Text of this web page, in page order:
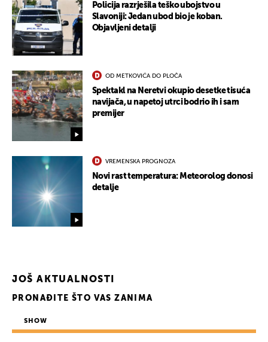
Policija razrješila teško ubojstvo u
Slavoniji: Jedan ubod bio je koban.
Objavljeni detalji
OD METKOVIĆA DO PLOČA
Spektakl na Neretvi okupio desetke tisuća
navijača, u napetoj utrci bodrio ih i sam
premijer
VREMENSKA PROGNOZA
Novi rast temperatura: Meteorolog donosi
detalje
JOŠ AKTUALNOSTI
PRONAĐITE ŠTO VAS ZANIMA
SHOW